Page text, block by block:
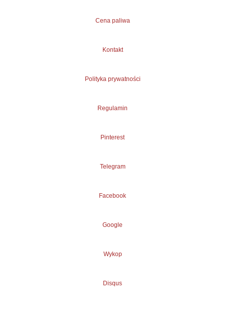
Cena paliwa
Kontakt
Polityka prywatności
Regulamin
Pinterest
Telegram
Facebook
Google
Wykop
Disqus